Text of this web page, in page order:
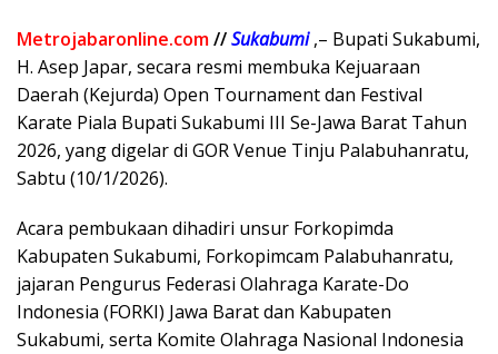
Metrojabaronline.com//Sukabumi,– Bupati Sukabumi,
H. Asep Japar, secara resmi membuka Kejuaraan
Daerah (Kejurda) Open Tournament dan Festival
Karate Piala Bupati Sukabumi III Se-Jawa Barat Tahun
2026, yang digelar di GOR Venue Tinju Palabuhanratu,
Sabtu (10/1/2026).
Acara pembukaan dihadiri unsur Forkopimda
Kabupaten Sukabumi, Forkopimcam Palabuhanratu,
jajaran Pengurus Federasi Olahraga Karate-Do
Indonesia (FORKI) Jawa Barat dan Kabupaten
Sukabumi, serta Komite Olahraga Nasional Indonesia